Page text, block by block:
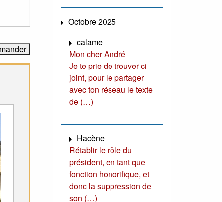
Octobre 2025
calame
Mon cher André
Je te prie de trouver ci-
joint, pour le partager
avec ton réseau le texte
de (…)
Hacène
Rétablir le rôle du
président, en tant que
fonction honorifique, et
donc la suppression de
son (…)